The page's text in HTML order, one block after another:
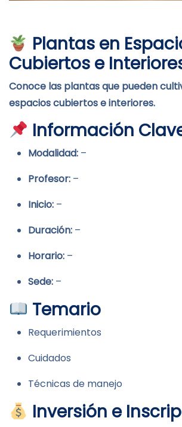
Plantas en
Cubiertos e
Conoce las plantas que pueden
espacios cubiertos e interiores.
Información
Modalidad: –
Profesor: –
Inicio: –
Duración: –
Horario: –
Sede: –
Temario
Requerimientos
Cuidados
Técnicas de manejo
Inversión e